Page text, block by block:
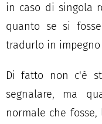
in caso di singola
quanto se si
tradurlo in
Di fatto non c'è
segnalare, ma
normale che